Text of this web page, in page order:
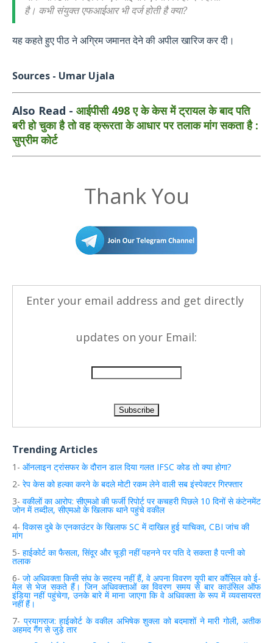
है। कभी संयुक्त एफआईआर भी दर्ज होती है क्या?
यह कहते हुए पीठ ने अग्रिम जमानत देने की अपील खारिज कर दी।
Sources - Umar Ujala
Also Read - आईपीसी 498 ए के केस में ट्रायल के बाद पति
बरी हो चुका है तो वह क्रूरता के आधार पर तलाक मांग सकता है :
सुप्रीम कोर्ट
Thank You
Enter your email address and get directly
updates on your Email:
Trending Articles
1- ऑनलाइन ट्रांसफर के दौरान डाल दिया गलत IFSC कोड तो क्या होगा?
2- रेप केस को हल्का करने के बदले मोटी रकम लेने वाली सब इंस्पेक्टर गिरफ्तार
3- वकीलों का आरोप: सीएमओ की फर्जी रिपोर्ट पर कचहरी पिछले10 दिनों से कंटेनमेंट
जोन में तब्दील, सीएमओ के खिलाफ थाने पहुंचे वकील
4- विकास दुबे के एनकाउंटर के खिलाफSC में दाखिल हुई याचिका, CBI जांच की
मांग
5- हाईकोर्ट का फैसला, सिंदूर और चूड़ी नहीं पहनने पर पति दे सकता है पत्नी को
तलाक
6- जो अधिवक्ता किसी संघ के सदस्य नहीं हैं, वे अपना विवरण यूपी बार कौंसिल को ई-
मेल से भेज सकते हैं। जिन अधिवक्ताओं का विवरण समय से बार काउंसिल ऑफ
इंडिया नहीं पहुंचेगा,उनके बारे में माना जाएगा कि वे अधिवक्ता के रूप में व्यवसायरत
नहीं हैं।
7- प्रयागराज: हाईकोर्ट के वकील अभिषेक शुक्ला को बदमाशों ने मारी गोली, अतीक
अहमद गैंग से जुड़े तार